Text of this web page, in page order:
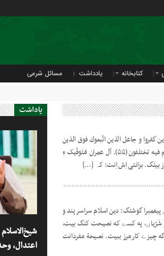
کتابخانه یادداشت مسائل شرعی
كفروا و جاعل الذین اتّبعوك فوق الذین
كفروا الی یوم القیامة ثمّ إلی مرجعكم فأحكم بینكم فیما كنتم فیه تختلفون (۵۵). آل عمران مُتَوَفّیک ءِ
بیتَگ. بزانتی اِش اِنت: کہ […]
گوشتگ: دین اسلام سراسر پند و
شَرّیاں، په کسے که نصیحت کنگ بیت،
چیزے کارمرز ببیت. نصیحة مفردانت
یاداشت
اعتدال،